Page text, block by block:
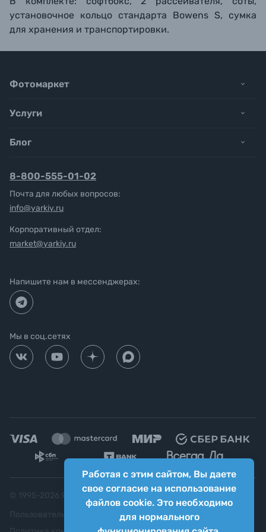
установочное кольцо стандарта Bowens S, сумка
для хранения и транспортировки.
Работая с этим сайтом, Вы даете
свое согласие на использование
файлов cookie. Это необходимо
для нормального
Фотомаркет
Услуги
Блог
8-800-555-01-02
Почта для любых вопросов:
info@yarkiy.ru
Корпоративный отдел:
market@yarkiy.ru
Напишите нам в мессенджерах:
Мы в соц.сетях
Яркий фотомаркет ("Яркий Мир")
Пользовательское соглашение